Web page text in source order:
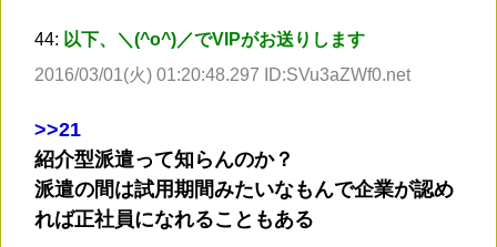
44: 以下、＼(^o^)／でVIPがお送りします
2016/03/01(火) 01:20:48.297 ID:SVu3aZWf0.net
>>21
紹介型派遣って知らんのか？
派遣の間は試用期間みたいなもんで企業が認め
れば正社員になれることもある